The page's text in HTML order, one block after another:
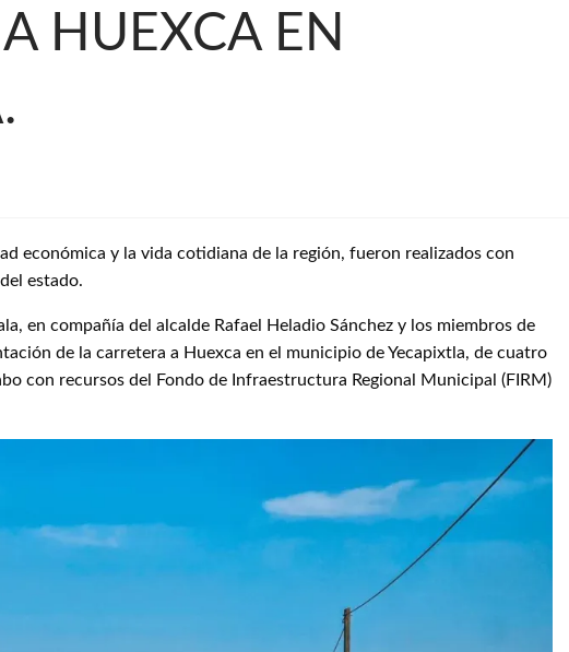
HUEXCA EN
económica y la vida cotidiana de la región, fueron realizados con
estado.
en compañía del alcalde Rafael Heladio Sánchez y los miembros de
de la carretera a Huexca en el municipio de Yecapixtla, de cuatro
con recursos del Fondo de Infraestructura Regional Municipal (FIRM)